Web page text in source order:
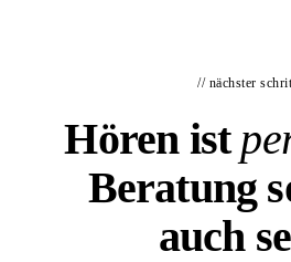
// nächster
Hören ist
Beratung
auch